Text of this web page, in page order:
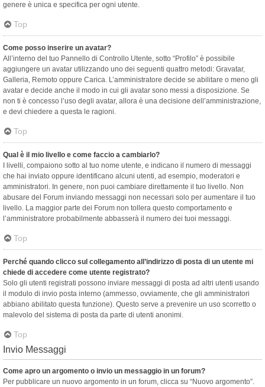
genere è unica e specifica per ogni utente.
Top
Come posso inserire un avatar?
All’interno del tuo Pannello di Controllo Utente, sotto “Profilo” è possibile
aggiungere un avatar utilizzando uno dei seguenti quattro metodi: Gravatar,
Galleria, Remoto oppure Carica. L’amministratore decide se abilitare o meno gli
avatar e decide anche il modo in cui gli avatar sono messi a disposizione. Se
non ti è concesso l’uso degli avatar, allora è una decisione dell’amministrazione,
e devi chiedere a questa le ragioni.
Top
Qual è il mio livello e come faccio a cambiarlo?
I livelli, compaiono sotto al tuo nome utente, e indicano il numero di messaggi
che hai inviato oppure identificano alcuni utenti, ad esempio, moderatori e
amministratori. In genere, non puoi cambiare direttamente il tuo livello. Non
abusare del Forum inviando messaggi non necessari solo per aumentare il tuo
livello. La maggior parte dei Forum non tollera questo comportamento e
l’amministratore probabilmente abbasserà il numero dei tuoi messaggi.
Top
Perché quando clicco sul collegamento all’indirizzo di posta di un utente mi
chiede di accedere come utente registrato?
Solo gli utenti registrati possono inviare messaggi di posta ad altri utenti usando
il modulo di invio posta interno (ammesso, ovviamente, che gli amministratori
abbiano abilitato questa funzione). Questo serve a prevenire un uso scorretto o
malevolo del sistema di posta da parte di utenti anonimi.
Top
Invio Messaggi
Come apro un argomento o invio un messaggio in un forum?
Per pubblicare un nuovo argomento in un forum, clicca su “Nuovo argomento”.